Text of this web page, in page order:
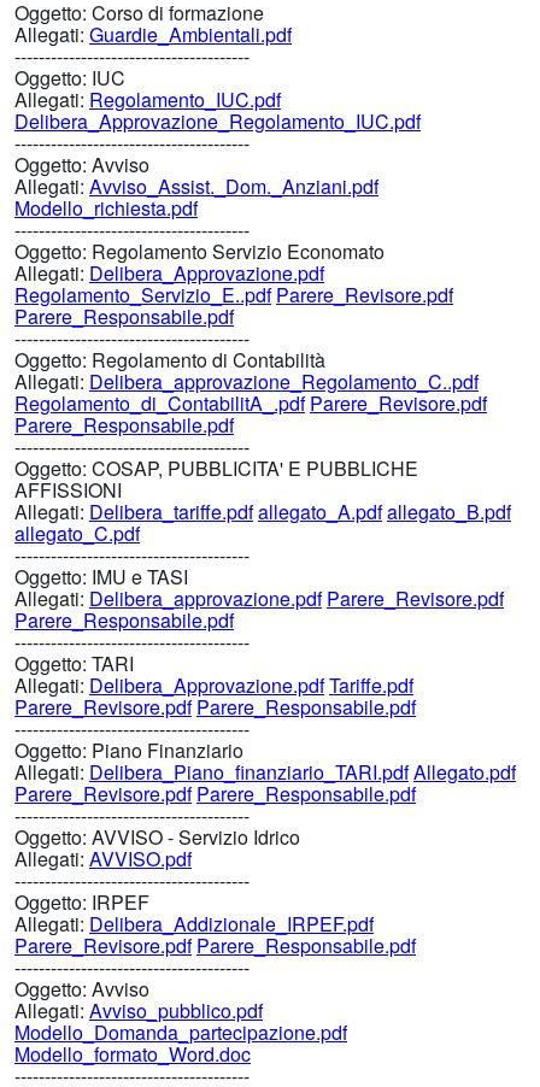
Oggetto: Corso di formazione
Allegati: Guardie_Ambientali.pdf
---------------------------------------
Oggetto: IUC
Allegati: Regolamento_IUC.pdf
Delibera_Approvazione_Regolamento_IUC.pdf
---------------------------------------
Oggetto: Avviso
Allegati: Avviso_Assist._Dom._Anziani.pdf
Modello_richiesta.pdf
---------------------------------------
Oggetto: Regolamento Servizio Economato
Allegati: Delibera_Approvazione.pdf
Regolamento_Servizio_E..pdf Parere_Revisore.pdf
Parere_Responsabile.pdf
---------------------------------------
Oggetto: Regolamento di Contabilità
Allegati: Delibera_approvazione_Regolamento_C..pdf
Regolamento_di_ContabilitA_.pdf Parere_Revisore.pdf
Parere_Responsabile.pdf
---------------------------------------
Oggetto: COSAP, PUBBLICITA' E PUBBLICHE
AFFISSIONI
Allegati: Delibera_tariffe.pdfallegato_A.pdfallegato_B.pdf
allegato_C.pdf
---------------------------------------
Oggetto: IMU e TASI
Allegati: Delibera_approvazione.pdf Parere_Revisore.pdf
Parere_Responsabile.pdf
---------------------------------------
Oggetto: TARI
Allegati: Delibera_Approvazione.pdfTariffe.pdf
Parere_Revisore.pdf Parere_Responsabile.pdf
---------------------------------------
Oggetto: Piano Finanziario
Allegati: Delibera_Piano_finanziario_TARI.pdfAllegato.pdf
Parere_Revisore.pdf Parere_Responsabile.pdf
---------------------------------------
Oggetto: AVVISO - Servizio Idrico
Allegati: AVVISO.pdf
---------------------------------------
Oggetto: IRPEF
Allegati: Delibera_Addizionale_IRPEF.pdf
Parere_Revisore.pdf Parere_Responsabile.pdf
---------------------------------------
Oggetto: Avviso
Allegati: Avviso_pubblico.pdf
Modello_Domanda_partecipazione.pdf
Modello_formato_Word.doc
---------------------------------------